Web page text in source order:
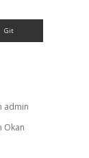
admin
Okan